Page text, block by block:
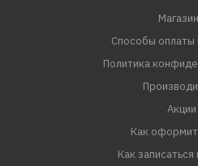
Способы оплаты
Политика
Акции
Как
Как записаться